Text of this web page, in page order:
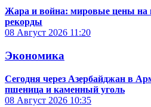
Жара и война: мировые цены на
рекорды
08 Август 2026 11:20
Экономика
Сегодня через Азербайджан в
пшеница и каменный уголь
08 Август 2026 10:35